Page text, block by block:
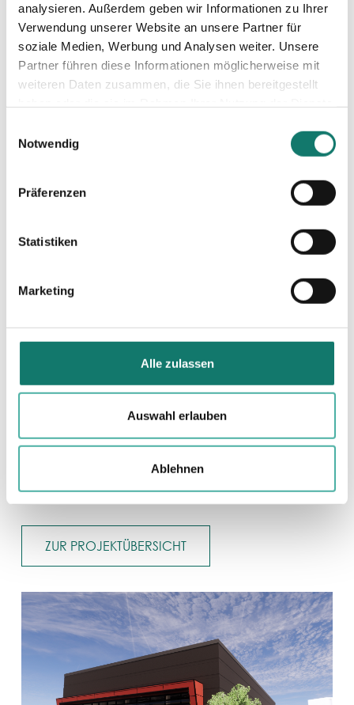
analysieren. Außerdem geben wir Informationen zu Ihrer
Verwendung unserer Website an unsere Partner für
soziale Medien, Werbung und Analysen weiter. Unsere
Partner führen diese Informationen möglicherweise mit
weiteren Daten zusammen, die Sie ihnen bereitgestellt
Notwendig
Präferenzen
Statistiken
Marketing
Alle zulassen
Auswahl erlauben
Ablehnen
Unsere Projekte
Von der Projektsteuerung bis zur Inbetriebnahme:
qualifizierte Unterstützung in allen Phasen Ihres
Bauprojektes.
ZUR PROJEKTÜBERSICHT